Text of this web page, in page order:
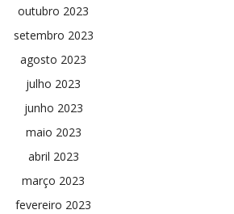
outubro 2023
setembro 2023
agosto 2023
julho 2023
junho 2023
maio 2023
abril 2023
março 2023
fevereiro 2023